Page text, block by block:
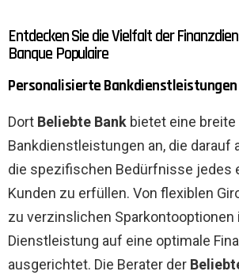
Entdecken Sie die Vielfalt der
Banque Populaire
Personalisierte Bankdienstleistungen
Dort Beliebte Bank bietet eine
Bankdienstleistungen an, die darauf
die spezifischen Bedürfnisse jedes
Kunden zu erfüllen. Von flexiblen
zu verzinslichen Sparkontooptionen
Dienstleistung auf eine optimale
ausgerichtet. Die Berater der